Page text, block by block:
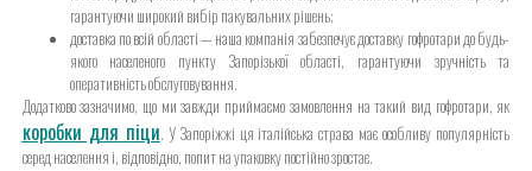
гарантуючи широкий вибір пакувальних рішень;
доставка по всій області — наша компанія забезпечує доставку гофротари до будь-
якого населеного пункту Запорізької області, гарантуючи зручність та
оперативність обслуговування.
Додатково зазначимо, що ми завжди приймаємо замовлення на такий вид гофротари, як
коробки для піци. У Запоріжжі ця італійська страва має особливу популярність
серед населення і, відповідно, попит на упаковку постійно зростає.